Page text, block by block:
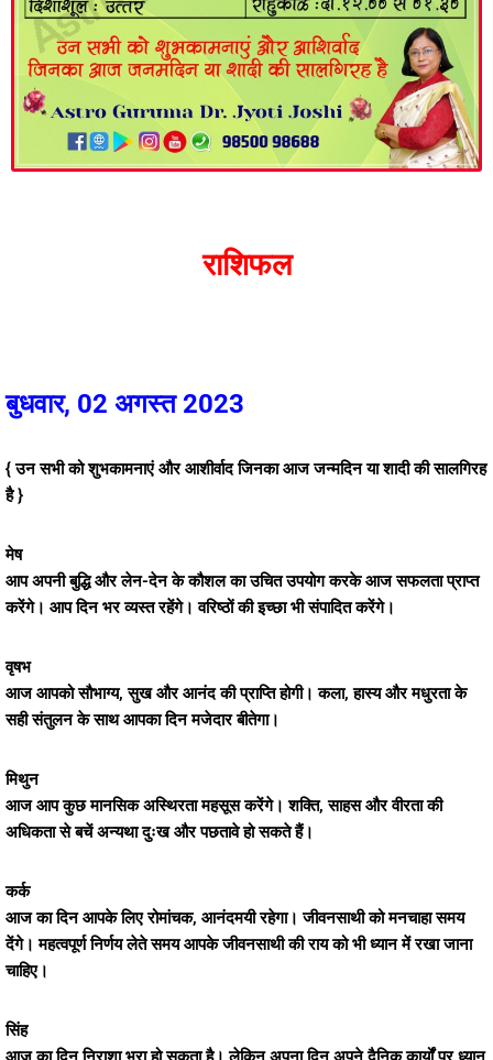
राशिफल
बुधवार, 02 अगस्त 2023
{ उन सभी को शुभकामनाएं और आशीर्वाद जिनका आज जन्मदिन या शादी की सालगिरह
है }
मेष
आप अपनी बुद्धि और लेन-देन के कौशल का उचित उपयोग करके आज सफलता प्राप्त
करेंगे। आप दिन भर व्यस्त रहेंगे। वरिष्ठों की इच्छा भी संपादित करेंगे।
वृषभ
आज आपको सौभाग्य, सुख और आनंद की प्राप्ति होगी। कला, हास्य और मधुरता के
सही संतुलन के साथ आपका दिन मजेदार बीतेगा।
मिथुन
आज आप कुछ मानसिक अस्थिरता महसूस करेंगे। शक्ति, साहस और वीरता की
अधिकता से बचें अन्यथा दुःख और पछतावे हो सकते हैं।
कर्क
आज का दिन आपके लिए रोमांचक, आनंदमयी रहेगा। जीवनसाथी को मनचाहा समय
देंगे। महत्वपूर्ण निर्णय लेते समय आपके जीवनसाथी की राय को भी ध्यान में रखा जाना
चाहिए।
सिंह